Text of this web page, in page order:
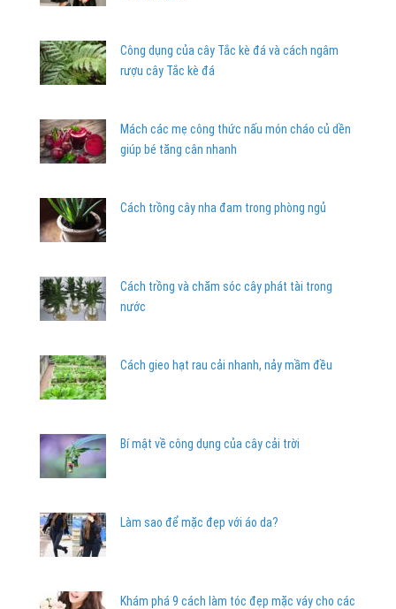
Công dụng của cây Tắc kè đá và cách ngâm
rượu cây Tắc kè đá
Mách các mẹ công thức nấu món cháo củ dền
giúp bé tăng cân nhanh
Cách trồng cây nha đam trong phòng ngủ
Cách trồng và chăm sóc cây phát tài trong
nước
Cách gieo hạt rau cải nhanh, nảy mầm đều
Bí mật về công dụng của cây cải trời
Làm sao để mặc đẹp với áo da?
Khám phá 9 cách làm tóc đẹp mặc váy cho các